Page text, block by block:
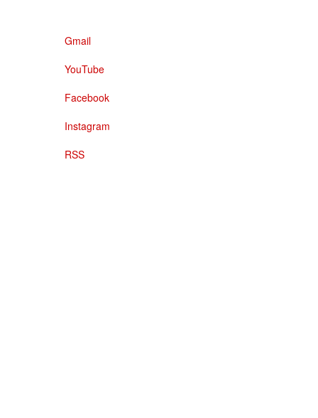
Gmail
YouTube
Facebook
Instagram
RSS